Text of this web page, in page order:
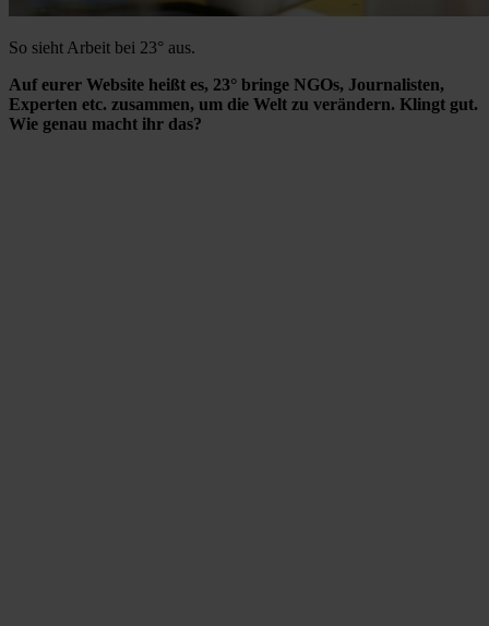
So sieht Arbeit bei 23° aus.
Auf eurer Website heißt es, 23° bringe NGOs, Journalisten,
Experten etc. zusammen, um die Welt zu verändern. Klingt gut.
Wie genau macht ihr das?